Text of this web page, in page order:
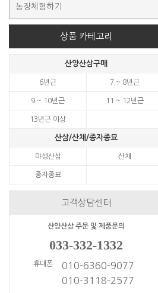
농장체험하기
상품 카테고리
산양산삼구매
6년근 7 ~ 8년근
9 ~ 10년근 11 ~ 12년근
13년근 이상
산삼/산채/종자종묘
야생산삼 산채
종자종묘
고객상담센터
산양산삼 주문 및 제품문의
033-332-1332
휴대폰
010-6360-9077
010-3118-2577